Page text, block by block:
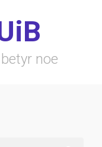
noe